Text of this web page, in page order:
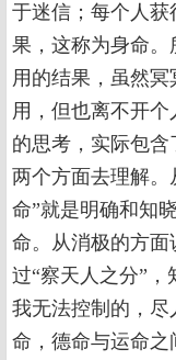
于迷信；每个人
果，这称为身命
用的结果，虽然
用，但也离不开
的思考，实际包
两个方面去理解。
命”就是明确和知
命。从消极的方面
过“察天人之分”
我无法控制的，
命，德命与运命之